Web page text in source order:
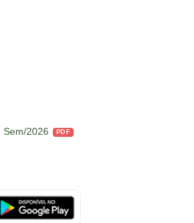
Sem/2026
PDF